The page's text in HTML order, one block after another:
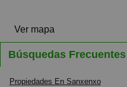
Ver mapa
Búsquedas Frecuentes
Propiedades En Sanxenxo